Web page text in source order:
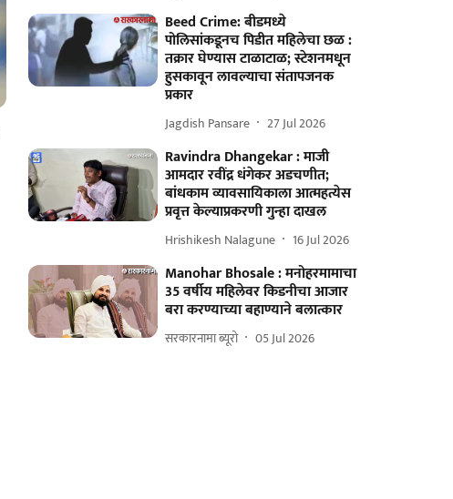
Beed Crime: बीडमध्ये
पोलिसांकडूनच पिडीत महिलेचा छळ :
तक्रार घेण्यास टाळाटाळ; स्टेशनमधून
हुसकावून लावल्याचा संतापजनक
प्रकार
Jagdish Pansare 27 Jul 2026
Ravindra Dhangekar : माजी
आमदार रवींद्र धंगेकर अडचणीत;
बांधकाम व्यावसायिकाला आत्महत्येस
प्रवृत्त केल्याप्रकरणी गुन्हा दाखल
Hrishikesh Nalagune 16 Jul 2026
Manohar Bhosale : मनोहरमामाचा
35 वर्षीय महिलेवर किडनीचा आजार
बरा करण्याच्या बहाण्याने बलात्कार
सरकारनामा ब्यूरो 05 Jul 2026